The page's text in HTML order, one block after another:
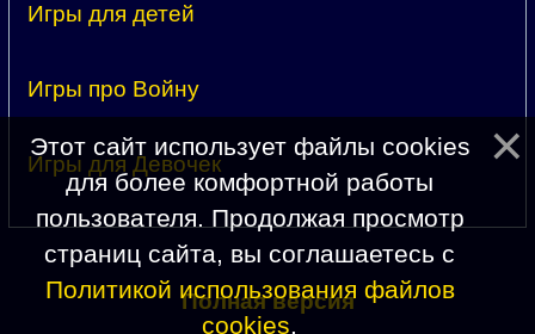
Игры для детей
Игры про Войну
Игры для Девочек
Полная версия
Этот сайт использует файлы cookies
для более комфортной работы
пользователя. Продолжая просмотр
страниц сайта, вы соглашаетесь с
Политикой использования файлов
cookies.